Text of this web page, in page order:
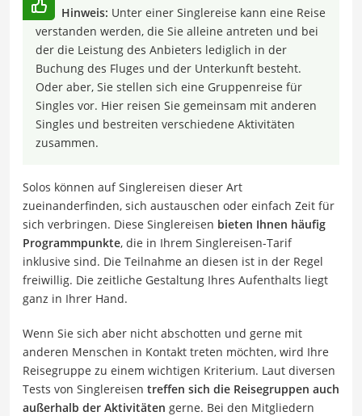
Hinweis: Unter einer Singlereise kann eine Reise
verstanden werden, die Sie alleine antreten und bei
der die Leistung des Anbieters lediglich in der
Buchung des Fluges und der Unterkunft besteht.
Oder aber, Sie stellen sich eine Gruppenreise für
Singles vor. Hier reisen Sie gemeinsam mit anderen
Singles und bestreiten verschiedene Aktivitäten
zusammen.
Solos können auf Singlereisen dieser Art
zueinanderfinden, sich austauschen oder einfach Zeit für
sich verbringen. Diese Singlereisen bieten Ihnen häufig
Programmpunkte, die in Ihrem Singlereisen-Tarif
inklusive sind. Die Teilnahme an diesen ist in der Regel
freiwillig. Die zeitliche Gestaltung Ihres Aufenthalts liegt
ganz in Ihrer Hand.
Wenn Sie sich aber nicht abschotten und gerne mit
anderen Menschen in Kontakt treten möchten, wird Ihre
Reisegruppe zu einem wichtigen Kriterium. Laut diversen
Tests von Singlereisen treffen sich die Reisegruppen auch
außerhalb der Aktivitäten gerne. Bei den Mitgliedern